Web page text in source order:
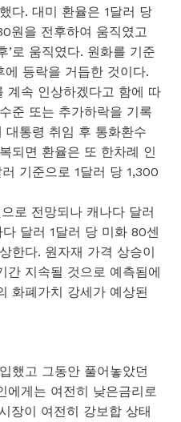
다. 대미 환율은 1달러 당
원을 전후하여 움직였고
로 움직였다. 원화를 기준
에 등락을 거듭한 것이다.
계속 인상하겠다고 함에 따
준 또는 추가하락을 기록
대통령 취임 후 통화환수
되면 환율은 또 한차례 인
기준으로 1달러 당 1,300
로 전망되나 캐나다 달러
달러 1달러 당 미화 80센
한다. 원자재 가격 상승이
간 지속될 것으로 예측됨에
화폐가치 강세가 예상된
했고 그동안 풀어놓았던
에게는 여전히 낮은금리로
장이 여전히 강보합 상태